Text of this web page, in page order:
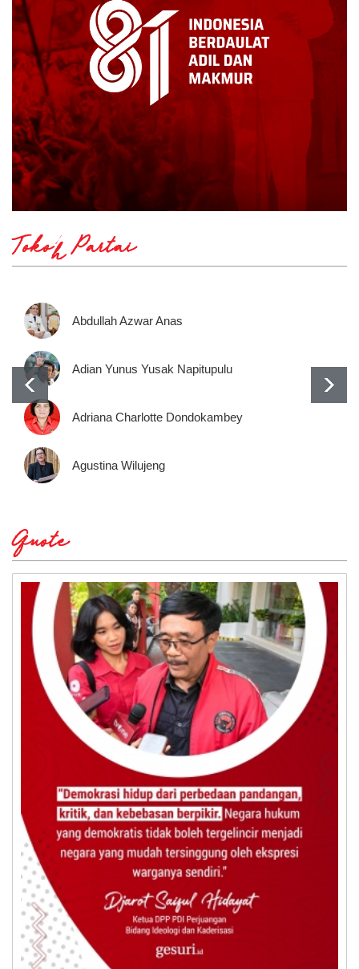
Tokoh Partai
Abdullah Azwar Anas
Adian Yunus Yusak Napitupulu
Adriana Charlotte Dondokambey
Agustina Wilujeng
Quote